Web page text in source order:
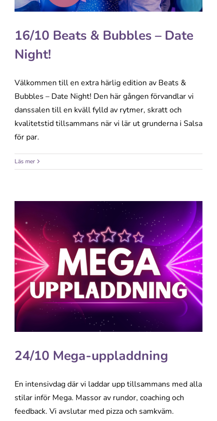
16/10 Beats & Bubbles – Date
Night!
Välkommen till en extra härlig edition av Beats &
Bubbles – Date Night! Den här gången förvandlar vi
danssalen till en kväll fylld av rytmer, skratt och
kvalitetstid tillsammans när vi lär ut grunderna i Salsa
för par.
Läs mer
24/10 Mega-uppladdning
En intensivdag där vi laddar upp tillsammans med alla
stilar inför Mega. Massor av rundor, coaching och
feedback. Vi avslutar med pizza och samkväm.